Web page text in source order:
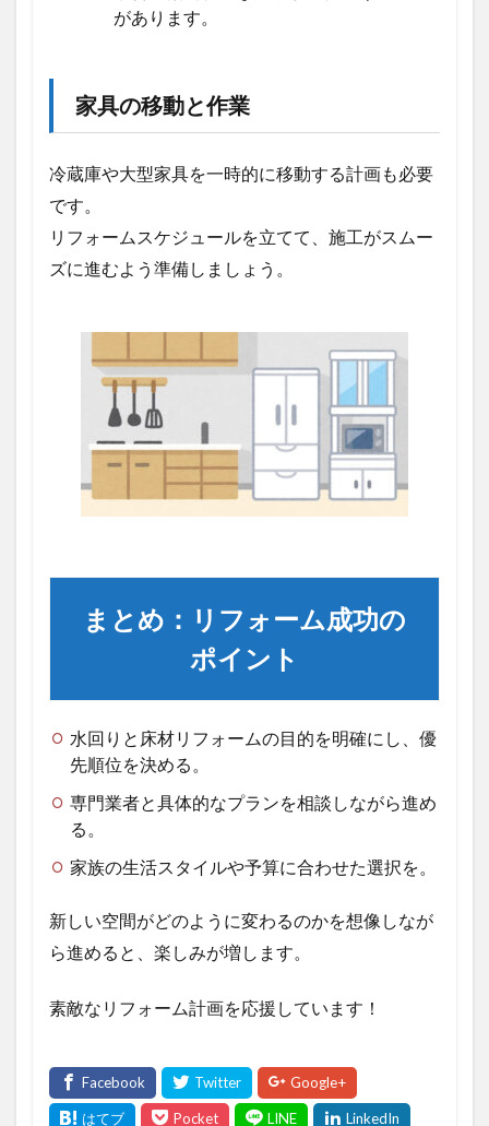
があります。
家具の移動と作業
冷蔵庫や大型家具を一時的に移動する計画も必要
です。
リフォームスケジュールを立てて、施工がスムー
ズに進むよう準備しましょう。
まとめ：リフォーム成功の
ポイント
水回りと床材リフォームの目的を明確にし、優
先順位を決める。
専門業者と具体的なプランを相談しながら進め
る。
家族の生活スタイルや予算に合わせた選択を。
新しい空間がどのように変わるのかを想像しなが
ら進めると、楽しみが増します。
素敵なリフォーム計画を応援しています！